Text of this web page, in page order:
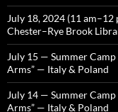
July 18, 2024 (11
Chester–Rye Brook
July 15 — Summer
Arms” — Italy & Poland
July 14 — Summer
Arms” — Italy & Poland